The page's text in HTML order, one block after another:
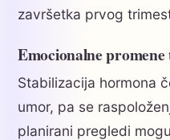
završetka prvog
Emocionalne
Stabilizacija hormona
umor, pa se
planirani pregledi